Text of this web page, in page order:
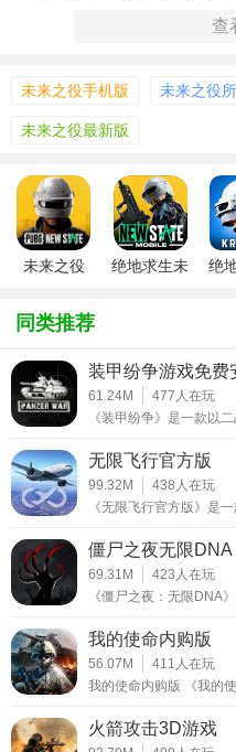
以选择不同的外观、装备和
医疗物资等，以提高自己的
5. 战斗生存：玩家需要在
进行战斗，最终成为唯一的
1. 未来科幻风：游戏以
外骨骼装甲、电磁脉冲武器
游戏体验。
支援，增加了游戏的策略性
3. 环境灾害系统：沙尘暴
战场环境，增加游戏的不确
4. 模块化武器改装：玩家
自己的独特武器，提高了游
5. 跨平台组队：游戏支持
的朋友一起并肩作战。
未来之役最新版本技巧
查
未来之役手机版 未来之役
未来之役最新版
未来之役
绝地求生未
绝
同类推荐
装甲纷争游戏免费
61.24M 477 人在玩
《装甲纷争》是一款以
无限飞行官方版
99.32M 438 人在玩
《无限飞行官方版》是
僵尸之夜无限DNA
69.31M 423 人在玩
《僵尸之夜：无限DNA
我的使命内购版
56.07M 411 人在玩
我的使命内购
火箭攻击3D游戏